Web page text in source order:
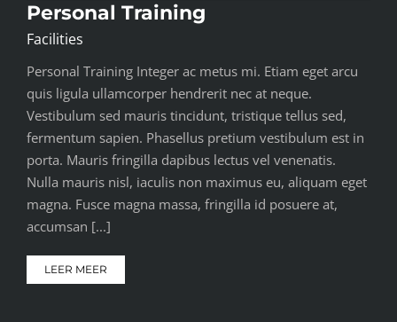
Personal Training
Facilities
Personal Training Integer ac metus mi. Etiam eget arcu
quis ligula ullamcorper hendrerit nec at neque.
Vestibulum sed mauris tincidunt, tristique tellus sed,
fermentum sapien. Phasellus pretium vestibulum est in
porta. Mauris fringilla dapibus lectus vel venenatis.
Nulla mauris nisl, iaculis non maximus eu, aliquam eget
magna. Fusce magna massa, fringilla id posuere at,
accumsan [...]
LEER MEER